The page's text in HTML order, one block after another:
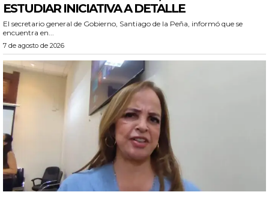
ESTUDIAR INICIATIVA A DETALLE
El secretario general de Gobierno, Santiago de la Peña, informó que se
encuentra en...
7 de agosto de 2026